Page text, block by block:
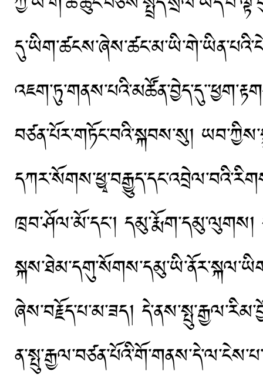
བཙན་པོར་གཏོང་བའི་སྐབས་སུ།
ཁྲབ་ཤོལ་མོ་དང་།
ཞེས་བརྗོད་པ་མ་ཟད།